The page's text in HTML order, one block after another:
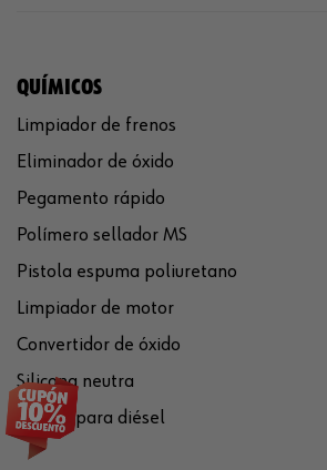
QUÍMICOS
Limpiador de frenos
Eliminador de óxido
Pegamento rápido
Polímero sellador MS
Pistola espuma poliuretano
Limpiador de motor
Convertidor de óxido
Silicona neutra
Aditivo para diésel